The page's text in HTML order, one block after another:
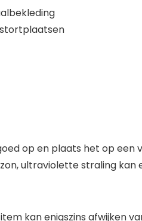
op en plaats het op
ultraviolette straling
kan enigszins afwijken